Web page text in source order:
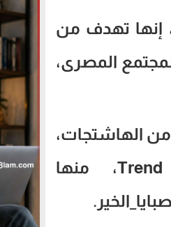
إنها تهدف من
المصرى،
الهاشتجات،
تعبيرًا منهم على رفضهم للحلقة، والتي تصدرت Trend، منها